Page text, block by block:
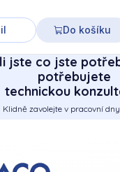
Do košíku
jste co jste
potřebujete
technickou
Klidně zavolejte v pracovní dny